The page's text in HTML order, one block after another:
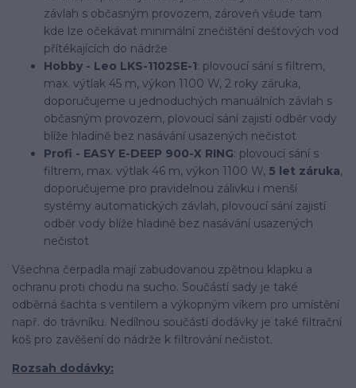
závlah s občasným provozem, zároveň všude tam
kde lze očekávat minimální znečištění dešťových vod
přítékajících do nádrže
Hobby - Leo LKS-1102SE-1: plovoucí sání s filtrem,
max. výtlak 45 m, výkon 1100 W, 2 roky záruka,
doporučujeme u jednoduchých manuálních závlah s
občasným provozem, plovoucí sání zajistí odběr vody
blíže hladině bez nasávání usazených nečistot
Profi - EASY E-DEEP 900-X RING: plovoucí sání s
filtrem, max. výtlak 46 m, výkon 1100 W, 5 let záruka,
doporučujeme pro pravidelnou zálivku i menší
systémy automatických závlah, plovoucí sání zajistí
odběr vody blíže hladině bez nasávání usazených
nečistot
Všechna čerpadla mají zabudovanou zpětnou klapku a
ochranu proti chodu na sucho. Součástí sady je také
odběrná šachta s ventilem a výkopným víkem pro umístění
např. do trávníku. Nedílnou součástí dodávky je také filtrační
koš pro zavěšení do nádrže k filtrování nečistot.
Rozsah dodávky: